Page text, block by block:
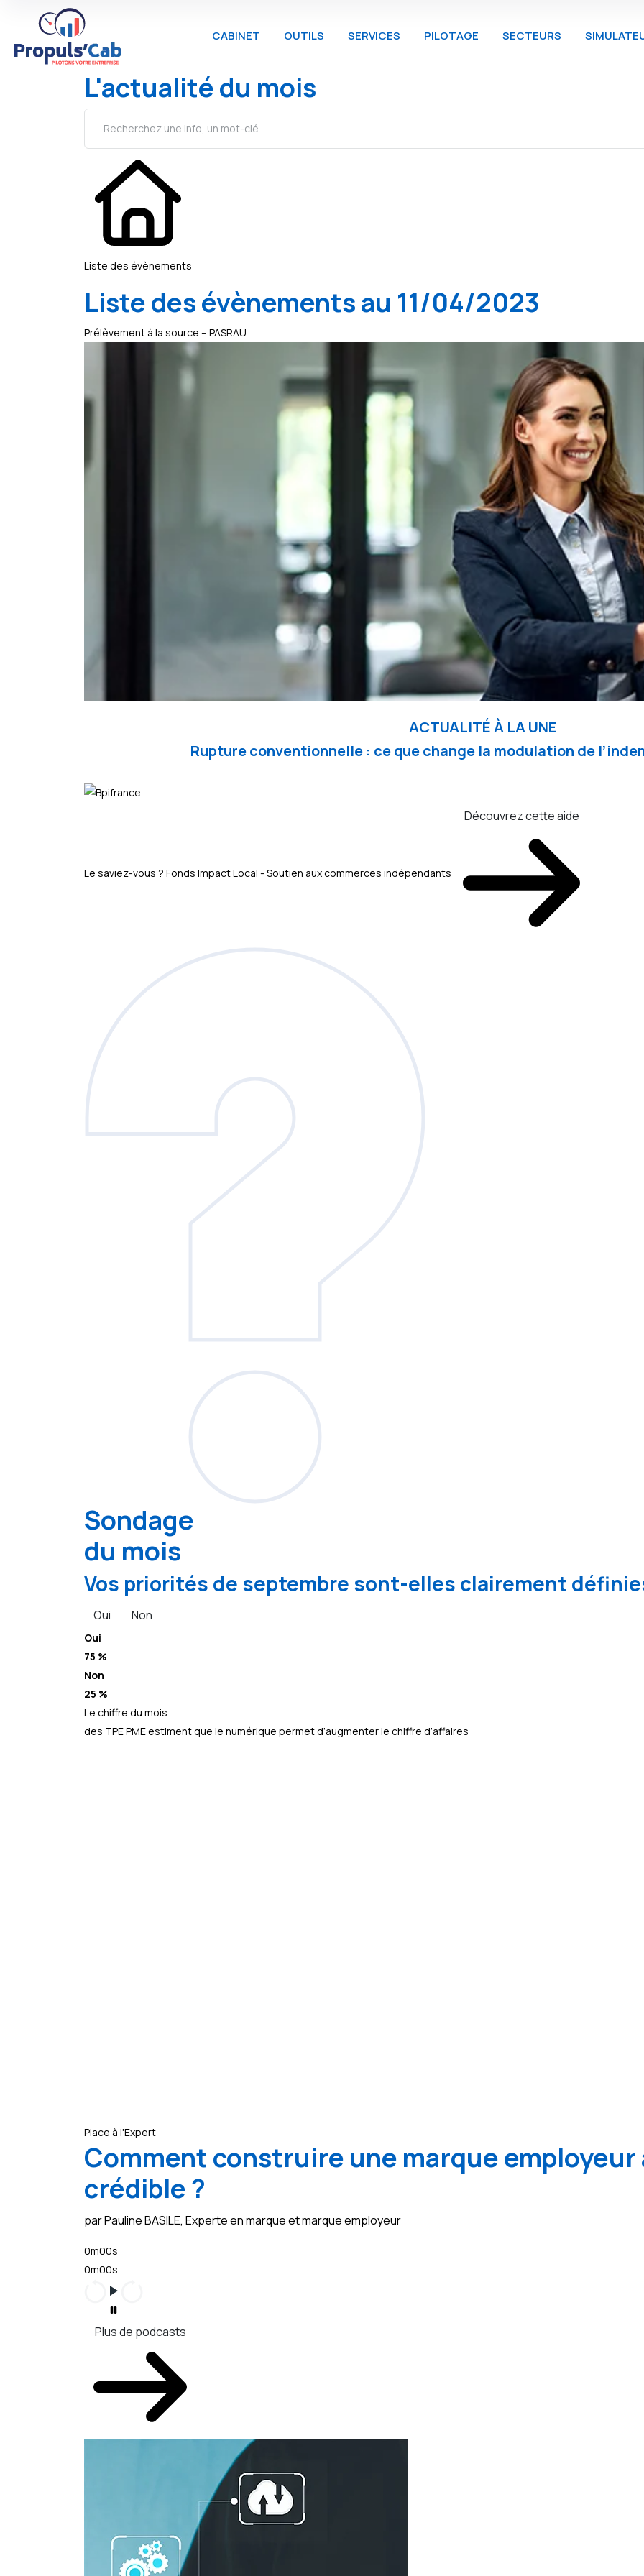
CABINET OUTILS SERVICES PILOTAGE SECTEURS
L'actualité du mois
Liste des évènements
Liste des évènements au 11/04/2023
Prélèvement à la source – PASRAU
ACTUALITÉ À LA UNE
Rupture conventionnelle : ce que change la modulation de
Le saviez-vous ? Fonds Impact Local - Soutien aux commerces indépendants
Découvrez cette aide
Sondage
du mois
Vos priorités de septembre sont-elles clairement
Oui Non
Oui
75 %
Non
25 %
Le chiffre du mois
des TPE PME estiment que le numérique permet d’augmenter le chiffre d’affaires
Place à l'Expert
Comment construire une marque
crédible ?
par Pauline BASILE, Experte en marque et marque employeur
0m00s
0m00s
Plus de podcasts